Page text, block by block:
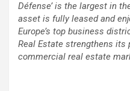
Défense’ is the largest in
asset is fully leased and
Europe’s top business
Real Estate strengthens its
commercial real estate